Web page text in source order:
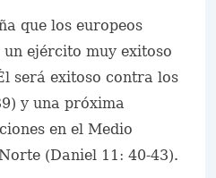
que los europeos
ejército muy exitoso
será exitoso contra los
y una próxima
en el Medio
(Daniel 11: 40-43).